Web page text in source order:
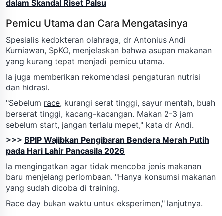
dalam Skandal Riset Palsu
Pemicu Utama dan Cara Mengatasinya
Spesialis kedokteran olahraga, dr Antonius Andi
Kurniawan, SpKO, menjelaskan bahwa asupan makanan
yang kurang tepat menjadi pemicu utama.
Ia juga memberikan rekomendasi pengaturan nutrisi
dan hidrasi.
"Sebelum race, kurangi serat tinggi, sayur mentah, buah
berserat tinggi, kacang-kacangan. Makan 2-3 jam
sebelum start, jangan terlalu mepet," kata dr Andi.
>>> BPIP Wajibkan Pengibaran Bendera Merah Putih
pada Hari Lahir Pancasila 2026
Ia mengingatkan agar tidak mencoba jenis makanan
baru menjelang perlombaan. "Hanya konsumsi makanan
yang sudah dicoba di training.
Race day bukan waktu untuk eksperimen," lanjutnya.